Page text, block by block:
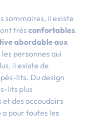
sommaires, il existe
très confortables.
abordable aux
personnes qui
il existe de
lits. Du design
lits plus
et des accoudoirs
pour toutes les